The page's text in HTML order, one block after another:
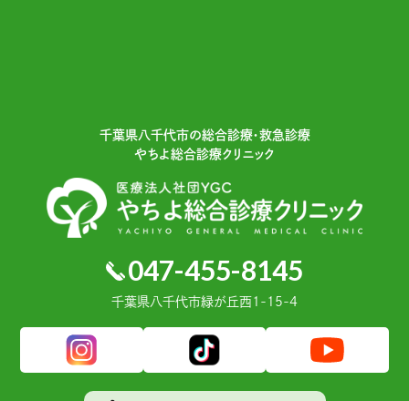
千葉県⼋千代市の総合診療・救急診療
やちよ総合診療クリニック
047-455-8145
千葉県⼋千代市緑が丘⻄1-15-4